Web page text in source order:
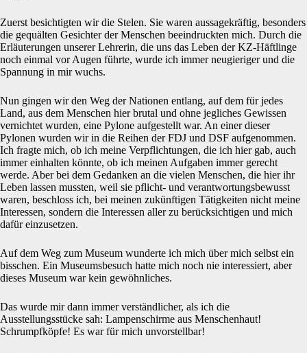
Zuerst besichtigten wir die Stelen. Sie waren aussagekräftig, besonders
die gequälten Gesichter der Menschen beeindruckten mich. Durch die
Erläuterungen unserer Lehrerin, die uns das Leben der KZ-Häftlinge
noch einmal vor Augen führte, wurde ich immer neugieriger und die
Spannung in mir wuchs.
Nun gingen wir den Weg der Nationen entlang, auf dem für jedes
Land, aus dem Menschen hier brutal und ohne jegliches Gewissen
vernichtet wurden, eine Pylone aufgestellt war. An einer dieser
Pylonen wurden wir in die Reihen der FDJ und DSF aufgenommen.
Ich fragte mich, ob ich meine Verpflichtungen, die ich hier gab, auch
immer einhalten könnte, ob ich meinen Aufgaben immer gerecht
werde. Aber bei dem Gedanken an die vielen Menschen, die hier ihr
Leben lassen mussten, weil sie pflicht- und verantwortungsbewusst
waren, beschloss ich, bei meinen zukünftigen Tätigkeiten nicht meine
Interessen, sondern die Interessen aller zu berücksichtigen und mich
dafür einzusetzen.
Auf dem Weg zum Museum wunderte ich mich über mich selbst ein
bisschen. Ein Museumsbesuch hatte mich noch nie interessiert, aber
dieses Museum war kein gewöhnliches.
Das wurde mir dann immer verständlicher, als ich die
Ausstellungsstücke sah: Lampenschirme aus Menschenhaut!
Schrumpfköpfe! Es war für mich unvorstellbar!